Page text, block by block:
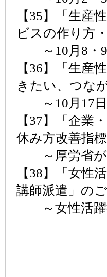
【35】「生産
ビスの作り方
～10月8・9
【36】「生産
きたい、つな
～10月17日
【37】「企業
休み方改善指
～厚労省が
【38】「女性
講師派遣」の
～女性活躍